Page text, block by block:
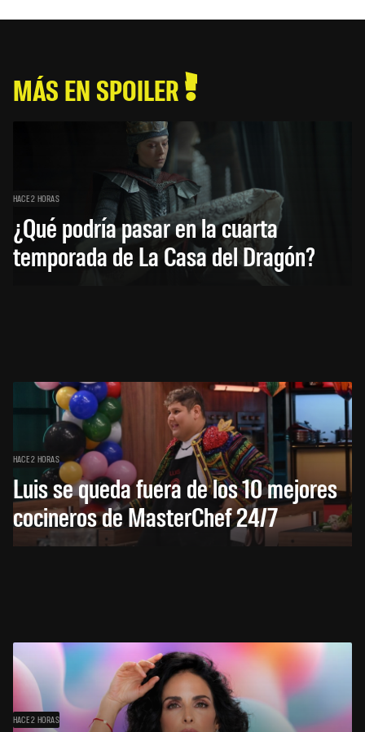
MÁS EN SPOILER
HACE 2 HORAS
¿Qué podría pasar en la cuarta
temporada de La Casa del Dragón?
HACE 2 HORAS
Luis se queda fuera de los 10 mejores
cocineros de MasterChef 24/7
HACE 2 HORAS